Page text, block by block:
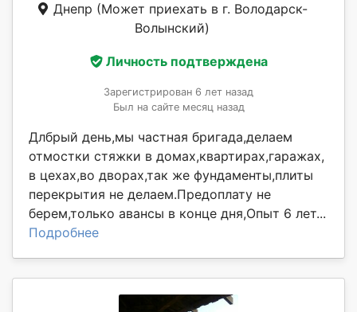
Днепр (Может приехать в г. Володарск-
Волынский)
Личность подтверждена
Зарегистрирован 6 лет назад
Был на сайте месяц назад
Длбрый день,мы частная бригада,делаем
отмостки стяжки в домах,квартирах,гаражах,
в цехах,во дворах,так же фундаменты,плиты
перекрытия не делаем.Предоплату не
берем,только авансы в конце дня,Опыт 6 лет...
Подробнее